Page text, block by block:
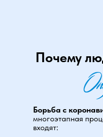
Борьба с
многоэтапная
входят:
Почему